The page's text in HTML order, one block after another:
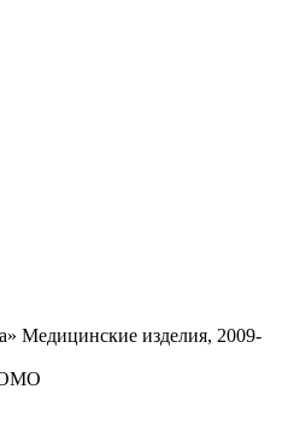
Медицинские изделия, 2009-